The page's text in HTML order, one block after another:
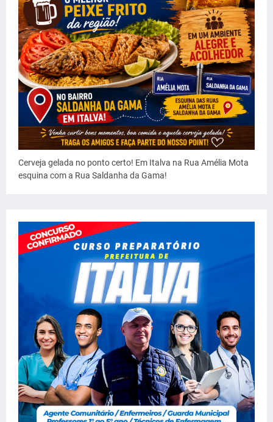
Cerveja gelada no ponto certo! Em Italva na Rua Amélia Mota
esquina com a Rua Saldanha da Gama!